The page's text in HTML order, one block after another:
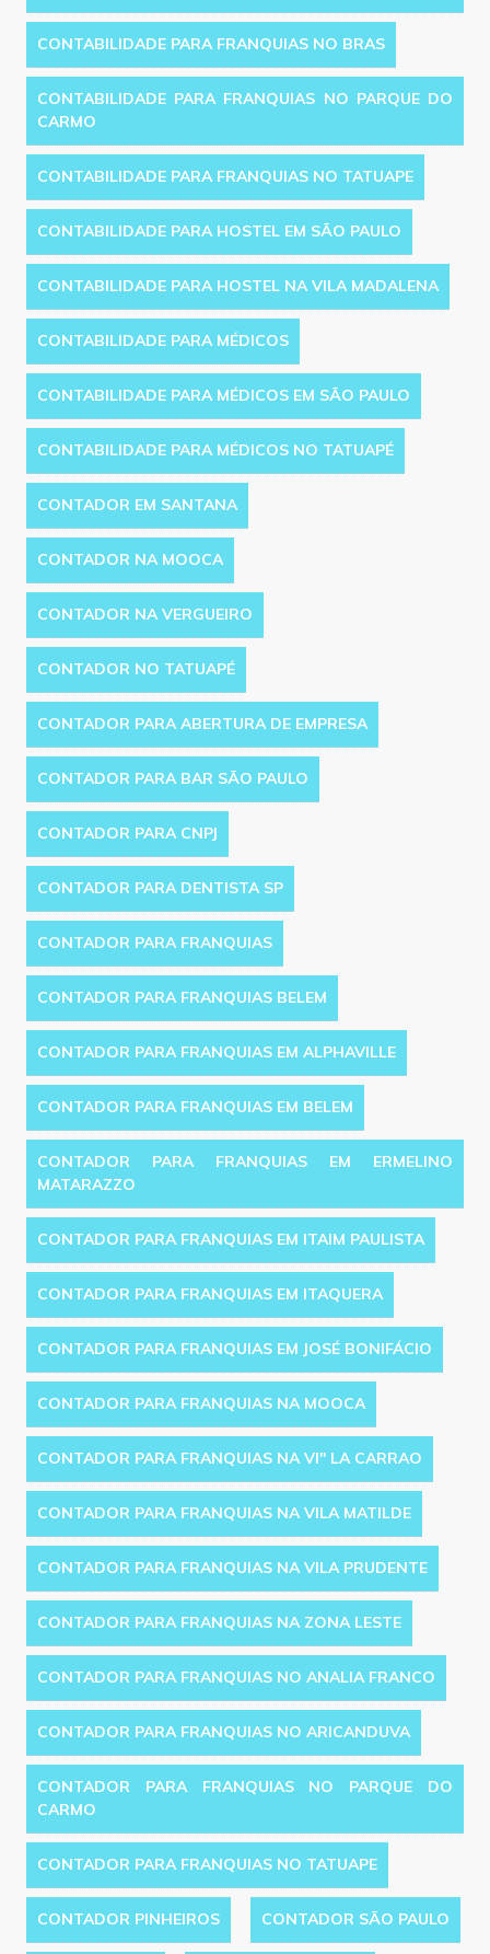
CONTABILIDADE PARA FRANQUIAS NO BRAS
CONTABILIDADE PARA FRANQUIAS NO PARQUE DO
CARMO
CONTABILIDADE PARA FRANQUIAS NO TATUAPE
CONTABILIDADE PARA HOSTEL EM SÃO PAULO
CONTABILIDADE PARA HOSTEL NA VILA MADALENA
CONTABILIDADE PARA MÉDICOS
CONTABILIDADE PARA MÉDICOS EM SÃO PAULO
CONTABILIDADE PARA MÉDICOS NO TATUAPÉ
CONTADOR EM SANTANA
CONTADOR NA MOOCA
CONTADOR NA VERGUEIRO
CONTADOR NO TATUAPÉ
CONTADOR PARA ABERTURA DE EMPRESA
CONTADOR PARA BAR SÃO PAULO
CONTADOR PARA CNPJ
CONTADOR PARA DENTISTA SP
CONTADOR PARA FRANQUIAS
CONTADOR PARA FRANQUIAS BELEM
CONTADOR PARA FRANQUIAS EM ALPHAVILLE
CONTADOR PARA FRANQUIAS EM BELEM
CONTADOR PARA FRANQUIAS EM ERMELINO
MATARAZZO
CONTADOR PARA FRANQUIAS EM ITAIM PAULISTA
CONTADOR PARA FRANQUIAS EM ITAQUERA
CONTADOR PARA FRANQUIAS EM JOSÉ BONIFÁCIO
CONTADOR PARA FRANQUIAS NA MOOCA
CONTADOR PARA FRANQUIAS NA VI'' LA CARRAO
CONTADOR PARA FRANQUIAS NA VILA MATILDE
CONTADOR PARA FRANQUIAS NA VILA PRUDENTE
CONTADOR PARA FRANQUIAS NA ZONA LESTE
CONTADOR PARA FRANQUIAS NO ANALIA FRANCO
CONTADOR PARA FRANQUIAS NO ARICANDUVA
CONTADOR PARA FRANQUIAS NO PARQUE DO
CARMO
CONTADOR PARA FRANQUIAS NO TATUAPE
CONTADOR PINHEIROS CONTADOR SÃO PAULO